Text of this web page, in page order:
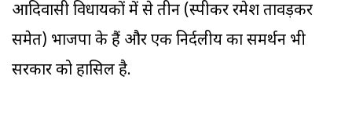
आदिवासी विधायकों में से तीन (स्पीकर रमेश तावड़कर
समेत) भाजपा के हैं और एक निर्दलीय का समर्थन भी
सरकार को हासिल है.